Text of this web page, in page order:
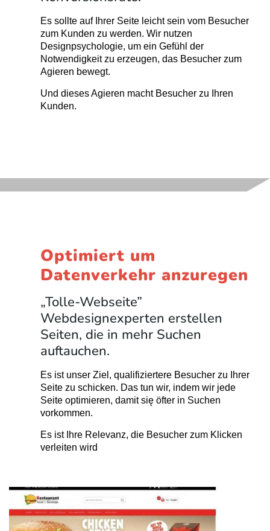
Es sollte auf Ihrer Seite leicht sein vom Besucher
zum Kunden zu werden. Wir nutzen
Designpsychologie, um ein Gefühl der
Notwendigkeit zu erzeugen, das Besucher zum
Agieren bewegt.
Und dieses Agieren macht Besucher zu Ihren
Kunden.
Optimiert um
Datenverkehr anzuregen
„Tolle-Webseite”
Webdesignexperten erstellen
Seiten, die in mehr Suchen
auftauchen.
Es ist unser Ziel, qualifiziertere Besucher zu Ihrer
Seite zu schicken. Das tun wir, indem wir jede
Seite optimieren, damit się öfter in Suchen
vorkommen.
Es ist Ihre Relevanz, die Besucher zum Klicken
verleiten wird